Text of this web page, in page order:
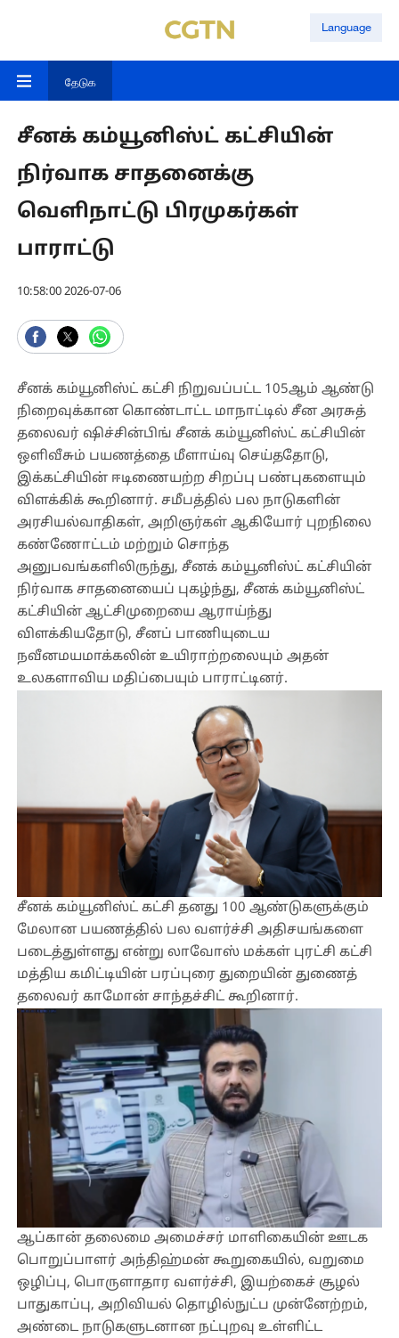
Language
தேடுக
சீனக் கம்யூனிஸ்ட் கட்சியின்
நிர்வாக சாதனைக்கு
வெளிநாட்டு பிரமுகர்கள்
பாராட்டு
10:58:00 2026-07-06
சீனக் கம்யூனிஸ்ட் கட்சி நிறுவப்பட்ட 105ஆம் ஆண்டு
நிறைவுக்கான கொண்டாட்ட மாநாட்டில் சீன அரசுத்
தலைவர் ஷிச்சின்பிங் சீனக் கம்யூனிஸ்ட் கட்சியின்
ஒளிவீசும் பயணத்தை மீளாய்வு செய்ததோடு,
இக்கட்சியின் ஈடிணையற்ற சிறப்பு பண்புகளையும்
விளக்கிக் கூறினார். சமீபத்தில் பல நாடுகளின்
அரசியல்வாதிகள், அறிஞர்கள் ஆகியோர் புறநிலை
கண்ணோட்டம் மற்றும் சொந்த
அனுபவங்களிலிருந்து, சீனக் கம்யூனிஸ்ட் கட்சியின்
நிர்வாக சாதனையைப் புகழ்ந்து, சீனக் கம்யூனிஸ்ட்
கட்சியின் ஆட்சிமுறையை ஆராய்ந்து
விளக்கியதோடு, சீனப் பாணியுடைய
நவீனமயமாக்கலின் உயிராற்றலையும் அதன்
உலகளாவிய மதிப்பையும் பாராட்டினர்.
சீனக் கம்யூனிஸ்ட் கட்சி தனது 100 ஆண்டுகளுக்கும்
மேலான பயணத்தில் பல வளர்ச்சி அதிசயங்களை
படைத்துள்ளது என்று லாவோஸ் மக்கள் புரட்சி கட்சி
மத்திய கமிட்டியின் பரப்புரை துறையின் துணைத்
தலைவர் காமோன் சாந்தச்சிட் கூறினார்.
ஆப்கான் தலைமை அமைச்சர் மாளிகையின் ஊடக
பொறுப்பாளர் அந்திஹ்மன் கூறுகையில், வறுமை
ஒழிப்பு, பொருளாதார வளர்ச்சி, இயற்கைச் சூழல்
பாதுகாப்பு, அறிவியல் தொழில்நுட்ப முன்னேற்றம்,
அண்டை நாடுகளுடனான நட்புறவு உள்ளிட்ட